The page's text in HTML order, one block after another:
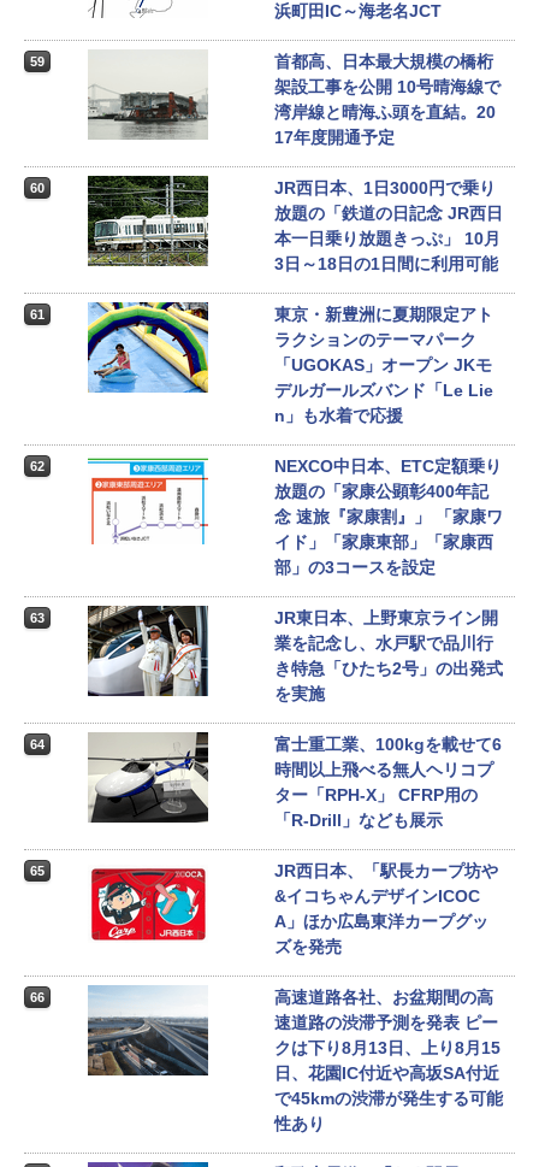
浜町田IC～海老名JCT
59
首都高、日本最大規模の橋桁
架設工事を公開 10号晴海線で
湾岸線と晴海ふ頭を直結。20
17年度開通予定
60
JR西日本、1日3000円で乗り
放題の「鉄道の日記念 JR西日
本一日乗り放題きっぷ」 10月
3日～18日の1日間に利用可能
61
東京・新豊洲に夏期限定アト
ラクションのテーマパーク
「UGOKAS」オープン JKモ
デルガールズバンド「Le Lie
n」も水着で応援
62
NEXCO中日本、ETC定額乗り
放題の「家康公顕彰400年記
念 速旅『家康割』」 「家康ワ
イド」「家康東部」「家康西
部」の3コースを設定
63
JR東日本、上野東京ライン開
業を記念し、水戸駅で品川行
き特急「ひたち2号」の出発式
を実施
64
富士重工業、100kgを載せて6
時間以上飛べる無人ヘリコプ
ター「RPH-X」 CFRP用の
「R-Drill」なども展示
65
JR西日本、「駅長カープ坊や
&イコちゃんデザインICOC
A」ほか広島東洋カープグッ
ズを発売
66
高速道路各社、お盆期間の高
速道路の渋滞予測を発表 ピー
クは下り8月13日、上り8月15
日、花園IC付近や高坂SA付近
で45kmの渋滞が発生する可能
性あり